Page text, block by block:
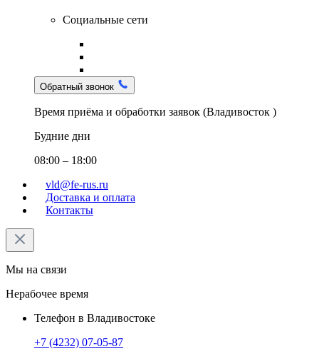
Социальные сети
Обратный звонок
Время приёма и обработки заявок (Владивосток )
Будние дни
08:00 – 18:00
vld@fe-rus.ru
Доставка и оплата
Контакты
Мы на связи
Нерабочее время
Телефон в Владивостоке
+7 (4232) 07-05-87